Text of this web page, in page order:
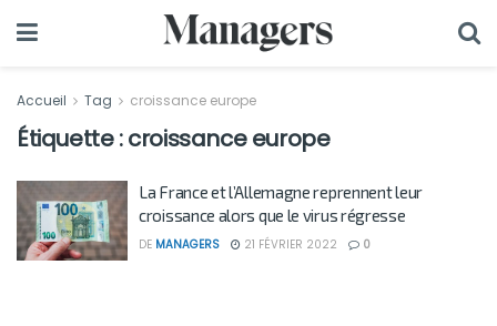
Accueil Tag croissance europe
Étiquette :croissance europe
La France et l’Allemagne reprennent leur
croissance alors que le virus régresse
DE MANAGERS 21 FÉVRIER 2022 0